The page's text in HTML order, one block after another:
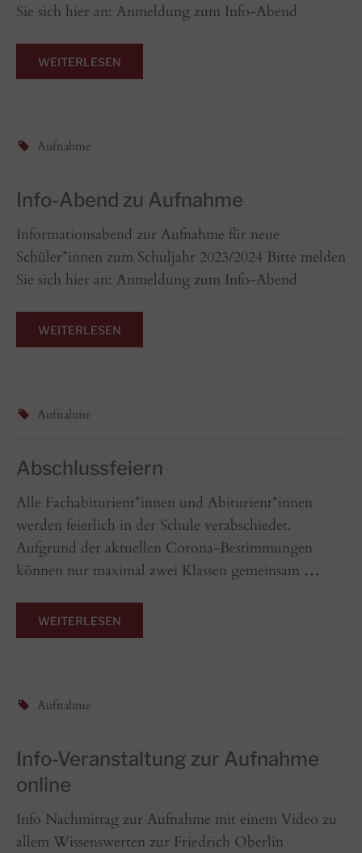
Sie sich hier an: Anmeldung zum Info-Abend
WEITERLESEN
Aufnahme
Info-Abend zu Aufnahme
Informationsabend zur Aufnahme für neue
Schüler*innen zum Schuljahr 2023/2024 Bitte melden
Sie sich hier an: Anmeldung zum Info-Abend
WEITERLESEN
Aufnahme
Abschlussfeiern
Alle Fachabiturient*innen und Abiturient*innen
werden feierlich in der Schule verabschiedet.
Aufgrund der aktuellen Corona-Bestimmungen
können nur maximal zwei Klassen gemeinsam …
WEITERLESEN
Aufnahme
Info-Veranstaltung zur Aufnahme
online
Info Nachmittag zur Aufnahme mit einem Video zu
allem Wissenswerten zur Friedrich Oberlin